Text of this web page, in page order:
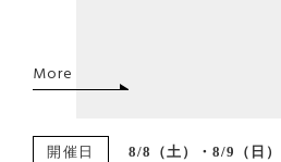
More
開催日 8/8（土）・8/9（日）